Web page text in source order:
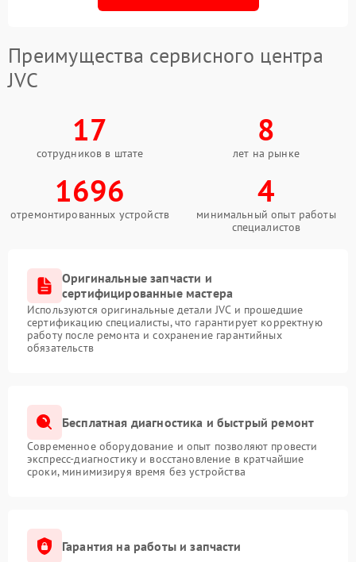
Преимущества сервисного центра
JVC
17
сотрудников в штате
8
лет на рынке
1696
отремонтированных устройств
4
минимальный опыт работы
специалистов
Оригинальные запчасти и
сертифицированные мастера
Используются оригинальные детали JVC и прошедшие
сертификацию специалисты, что гарантирует корректную
работу после ремонта и сохранение гарантийных
обязательств
Бесплатная диагностика и быстрый ремонт
Современное оборудование и опыт позволяют провести
экспресс-диагностику и восстановление в кратчайшие
сроки, минимизируя время без устройства
Гарантия на работы и запчасти